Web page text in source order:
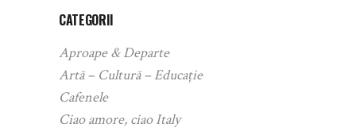
CATEGORII
Aproape & Departe
Artă – Cultură – Educație
Cafenele
Ciao amore, ciao Italy